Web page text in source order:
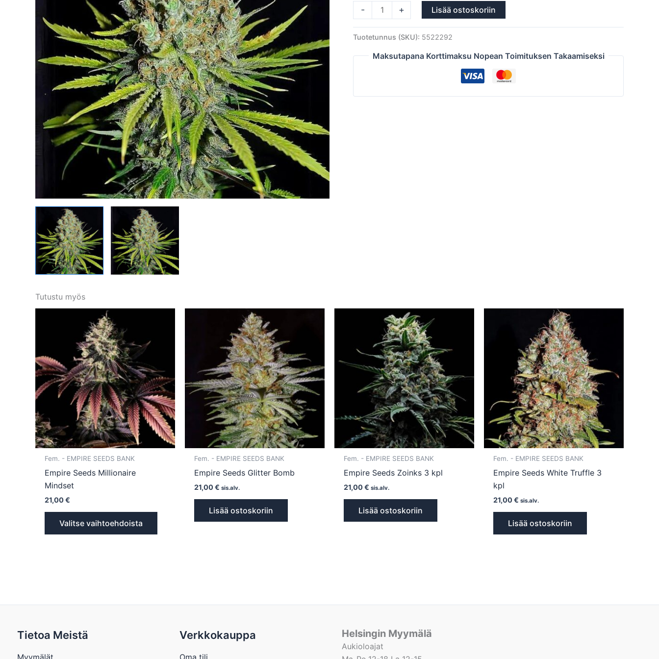
- + Lisää ostoskoriin
Tuotetunnus (SKU): 5522292
Maksutapana Korttimaksu Nopean Toimituksen Takaamiseksi
Tutustu myös
Fem. - EMPIRE SEEDS BANK
Empire Seeds Millionaire
Mindset
21,00€
Valitse vaihtoehdoista
Voit
tehdä
valinnat
tuotteen
sivulla.
Fem. - EMPIRE SEEDS BANK
Empire Seeds Glitter Bomb
21,00€ sis.alv.
Lisää ostoskoriin
Fem. - EMPIRE SEEDS BANK
Empire Seeds Zoinks 3 kpl
21,00€ sis.alv.
Lisää ostoskoriin
Fem. - EMPIRE SEEDS BANK
Empire Seeds White Truffle 3
kpl
21,00€ sis.alv.
Lisää ostoskoriin
Tietoa Meistä Verkkokauppa Helsingin Myymälä
Aukioloajat